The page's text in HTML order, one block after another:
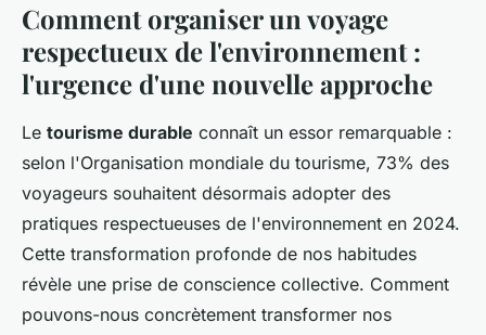
Voyage écologique : redéfinir
le tourisme éthique et durable
Comment organiser un voyage
respectueux de l'environnement :
l'urgence d'une nouvelle approche
Le tourisme durable connaît un essor remarquable :
selon l'Organisation mondiale du tourisme, 73% des
voyageurs souhaitent désormais adopter des
pratiques respectueuses de l'environnement en 2024.
Cette transformation profonde de nos habitudes
révèle une prise de conscience collective. Comment
pouvons-nous concrètement transformer nos